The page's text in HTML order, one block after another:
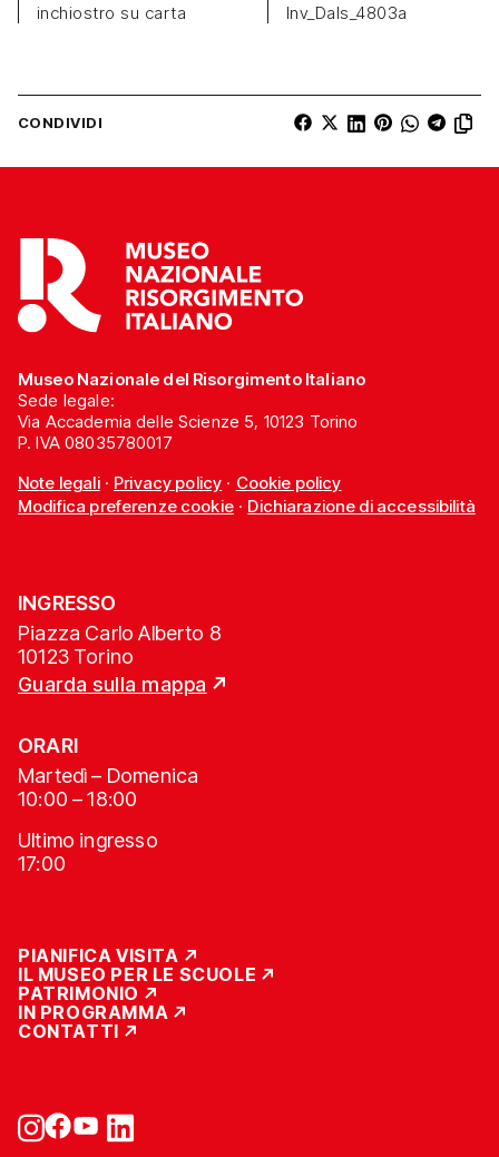
inchiostro su carta Inv_Dals_4803a
CONDIVIDI
Museo Nazionale del Risorgimento Italiano
Sede legale:
Via Accademia delle Scienze 5, 10123 Torino
P. IVA 08035780017
Note legali· Privacy policy · Cookie policy
Modifica preferenze cookie· Dichiarazione di accessibilità
INGRESSO
Piazza Carlo Alberto 8
10123 Torino
Guarda sulla mappa
ORARI
Martedì – Domenica
10:00 – 18:00
Ultimo ingresso
17:00
PIANIFICA VISITA
IL MUSEO PER LE SCUOLE
PATRIMONIO
IN PROGRAMMA
CONTATTI